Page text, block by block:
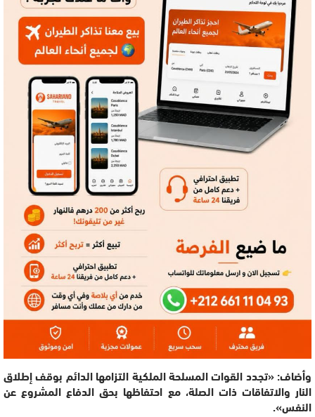
وأضاف: «تجدد القوات المسلحة الملكية التزامها الدائم بوقف إطلاق
النار والاتفاقات ذات الصلة، مع احتفاظها بحق الدفاع المشروع عن
النفس».